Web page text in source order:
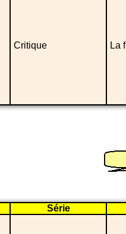
Critique La
Série